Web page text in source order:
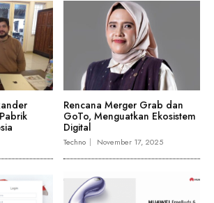
Rencana Merger Grab dan
GoTo, Menguatkan Ekosistem
Digital
Techno November 17, 2025